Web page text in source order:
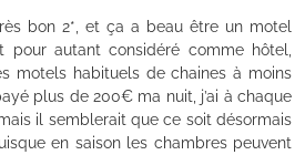
bon 2*, et ça a beau être un motel
pour autant considéré comme hôtel,
motels habituels de chaines à moins
plus de 200€ ma nuit, j’ai à chaque
il semblerait que ce soit désormais
en saison les chambres peuvent